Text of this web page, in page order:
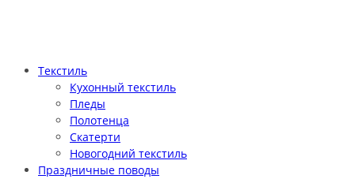
Текстиль
Кухонный текстиль
Пледы
Полотенца
Скатерти
Новогодний текстиль
Праздничные поводы